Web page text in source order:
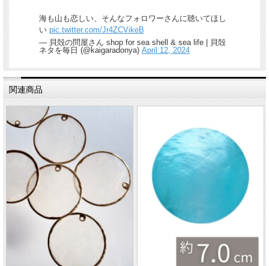
海も山も恋しい、そんなフォロワーさんに聴いてほし
い pic.twitter.com/Jr4ZCVikeB
— 貝殻の問屋さん shop for sea shell & sea life | 貝殻
ネタを毎日 (@kaigaradonya) April 12, 2024
関連商品